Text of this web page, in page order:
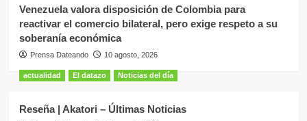
Venezuela valora disposición de Colombia para
reactivar el comercio bilateral, pero exige respeto a su
soberanía económica
Prensa Dateando 10 agosto, 2026
actualidad El datazo Noticias del día
Reseña | Akatori – Últimas Noticias